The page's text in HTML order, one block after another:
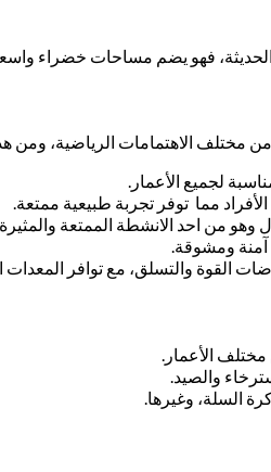
الحديثة، فهو يضم مساحات خضراء
مختلف الاهتمامات الرياضية، ومن
لجميع الأعمار.
مما توفر تجربة طبيعية ممتعة.
من احد الانشطة الممتعة والمثيرة
آمنة ومشوقة.
والتسلق، مع توافر المعدات
الأعمار.
والصيد.
السلة، وغيرها.